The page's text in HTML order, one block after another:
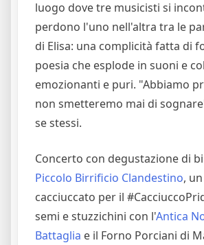
luogo dove tre musicisti si
perdono l'uno nell'altra tra le
di Elisa: una complicità fatta di
poesia che esplode in suoni e
emozionanti e puri. "Abbiamo
non smetteremo mai di
se stessi.
Concerto con degustazione di
Piccolo Birrificio Clandestino,
cacciuccato per il
semi e stuzzichini con l'Antica
Battaglia e il Forno Porciani di